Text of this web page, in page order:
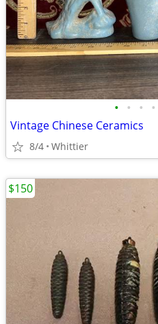
• • • •
Vintage Chinese Ceramics
8/4 Whittier
$150